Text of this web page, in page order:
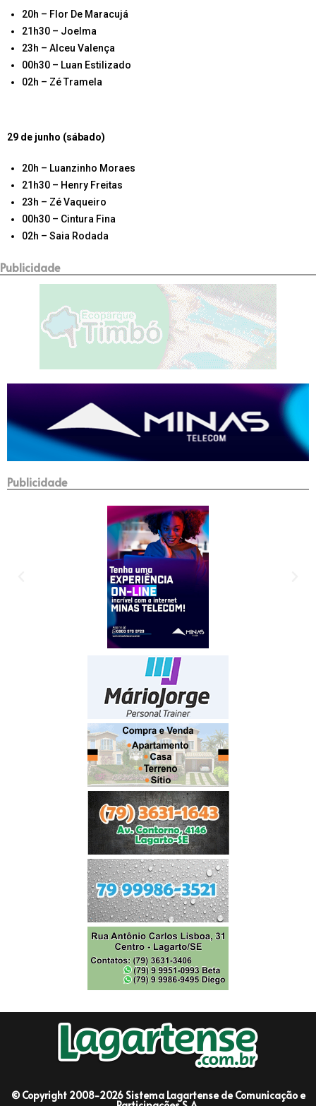
20h – Flor De Maracujá
21h30 – Joelma
23h – Alceu Valença
00h30 – Luan Estilizado
02h – Zé Tramela
29 de junho (sábado)
20h – Luanzinho Moraes
21h30 – Henry Freitas
23h – Zé Vaqueiro
00h30 – Cintura Fina
02h – Saia Rodada
Publicidade
Publicidade
© Copyright 2008-2026 Sistema Lagartense de Comunicação e